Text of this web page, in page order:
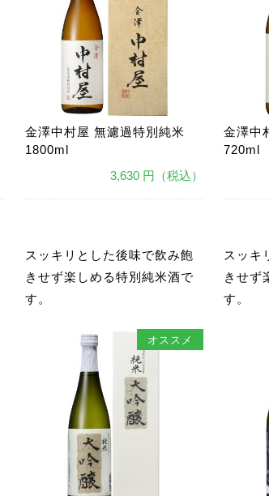
金澤中村屋 無濾過特別純米
1800ml
3,630 円（税込）
スッキリとした後味で飲み飽
きせず楽しめる特別純米酒で
す。
金澤中
720ml
スッキ
きせず
す。
オススメ